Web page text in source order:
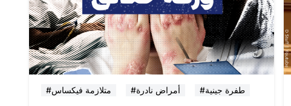
#متلازمة فيكساس #أمراض نادرة #طفرة جينية